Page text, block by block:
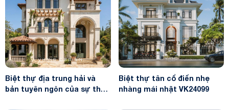
Biệt thự địa trung hải và
bản tuyên ngôn của sự thư
Biệt thự tân cổ điển nhẹ
nhàng mái nhật VK24099